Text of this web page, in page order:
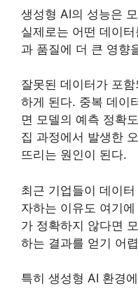
생성형 AI의 성능은
실제로는 어떤 데이
과 품질에 더 큰 영향
잘못된 데이터가 포
하게 된다. 중복 데이
면 모델의 예측 정확
집 과정에서 발생한
뜨리는 원인이 된다.
최근 기업들이 데이
자하는 이유도 여기
가 정확하지 않다면
하는 결과를 얻기 어
특히 생성형 AI 환경